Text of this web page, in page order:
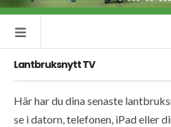
Lantbruksnytt TV
Här har du dina senaste
se i datorn, telefonen, iPad eller